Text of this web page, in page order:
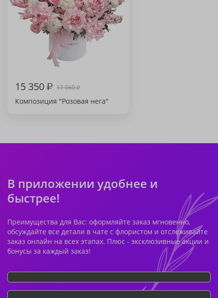
15 350₽ 17 060₽
Композиция "Розовая нега"
В приложении удобнее и
быстрее!
Преимущества для Вас: оформляйте заказ мгновенно,
обсуждайте все детали в чате с флористом и отслеживайте
заказ онлайн на всех этапах. Плюс - эксклюзивные акции и
бонусы за каждый заказ!